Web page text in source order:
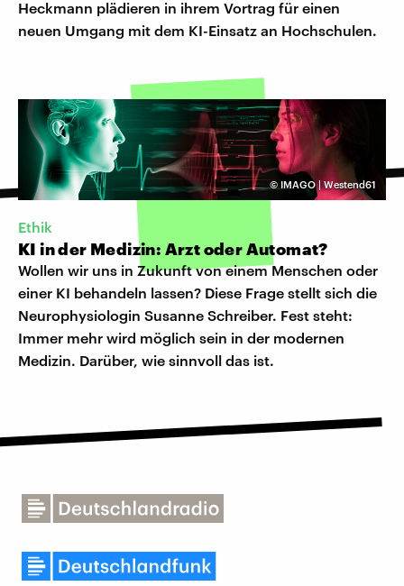
Heckmann plädieren in ihrem Vortrag für einen
neuen Umgang mit dem KI-Einsatz an Hochschulen.
© IMAGO | Westend61
Ethik
KI in der Medizin: Arzt oder Automat?
Wollen wir uns in Zukunft von einem Menschen oder
einer KI behandeln lassen? Diese Frage stellt sich die
Neurophysiologin Susanne Schreiber. Fest steht:
Immer mehr wird möglich sein in der modernen
Medizin. Darüber, wie sinnvoll das ist.